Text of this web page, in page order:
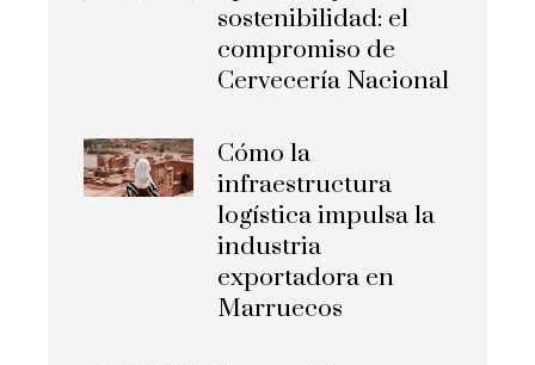
sostenibilidad: el
compromiso de
Cervecería Nacional
Cómo la
infraestructura
logística impulsa la
industria
exportadora en
Marruecos